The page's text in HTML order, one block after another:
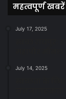
महत्वपूर्ण खबरें
July 17, 2025
July 14, 2025